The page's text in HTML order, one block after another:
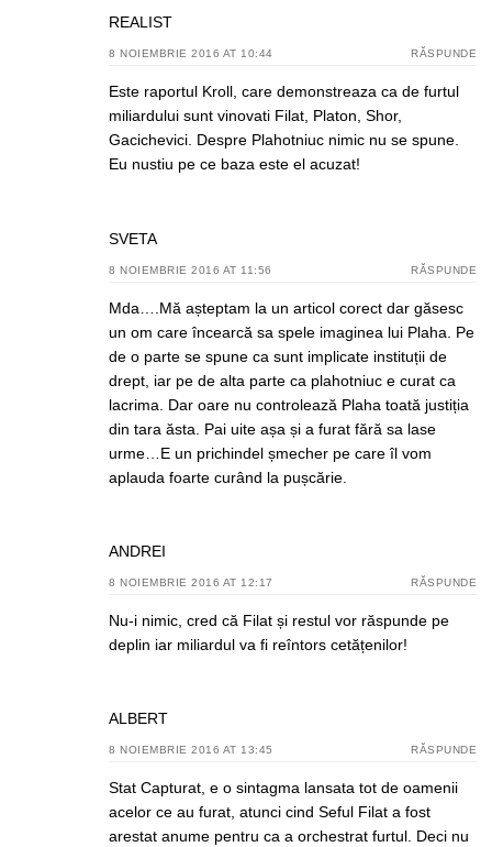
REALIST
8 NOIEMBRIE 2016 AT 10:44 RĂSPUNDE
Este raportul Kroll, care demonstreaza ca de furtul
miliardului sunt vinovati Filat, Platon, Shor,
Gacichevici. Despre Plahotniuc nimic nu se spune.
Eu nustiu pe ce baza este el acuzat!
SVETA
8 NOIEMBRIE 2016 AT 11:56 RĂSPUNDE
Mda….Mă așteptam la un articol corect dar găsesc
un om care încearcă sa spele imaginea lui Plaha. Pe
de o parte se spune ca sunt implicate instituții de
drept, iar pe de alta parte ca plahotniuc e curat ca
lacrima. Dar oare nu controlează Plaha toată justiția
din tara ăsta. Pai uite așa și a furat fără sa lase
urme…E un prichindel șmecher pe care îl vom
aplauda foarte curând la pușcărie.
ANDREI
8 NOIEMBRIE 2016 AT 12:17 RĂSPUNDE
Nu-i nimic, cred că Filat și restul vor răspunde pe
deplin iar miliardul va fi reîntors cetățenilor!
ALBERT
8 NOIEMBRIE 2016 AT 13:45 RĂSPUNDE
Stat Capturat, e o sintagma lansata tot de oamenii
acelor ce au furat, atunci cind Seful Filat a fost
arestat anume pentru ca a orchestrat furtul. Deci nu